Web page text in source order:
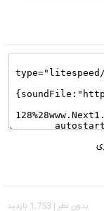
بدون نظر | 1,753 بازدید